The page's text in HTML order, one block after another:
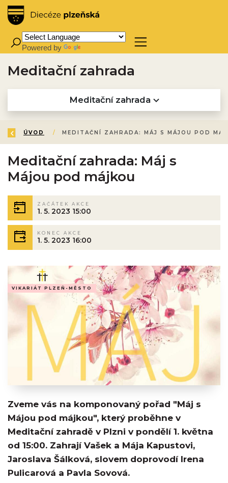
Powered by
Meditační zahrada
Meditační zahrada
ZPĚT
ÚVOD /
Meditační zahrada: Máj s
Májou pod májkou
ZAČÁTEK AKCE
1. 5. 2023 15:00
KONEC AKCE
1. 5. 2023 16:00
VIKARIÁT PLZEŇ-MĚSTO
Zveme vás na komponovaný pořad "Máj s
Májou pod májkou", který proběhne v
Meditační zahradě v Plzni v pondělí 1. května
od 15:00. Zahrají Vašek a Mája Kapustovi,
Jaroslava Šálková, slovem doprovodí Irena
Pulicarová a Pavla Sovová.